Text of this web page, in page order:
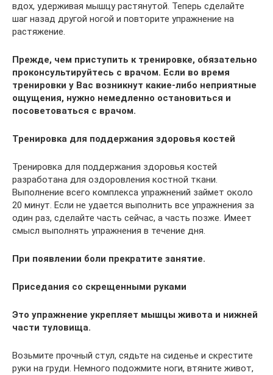
вдох, удерживая мышцу растянутой. Теперь сделайте
шаг назад другой ногой и повторите упражнение на
растяжение.
Прежде, чем приступить к тренировке, обязательно
проконсультируйтесь с врачом. Если во время
тренировки у Вас возникнут какие-либо неприятные
ощущения, нужно немедленно остановиться и
посоветоваться с врачом.
Тренировка для поддержания здоровья костей
Тренировка для поддержания здоровья костей
разработана для оздоровления костной ткани.
Выполнение всего комплекса упражнений займет около
20 минут. Если не удается выполнить все упражнения за
один раз, сделайте часть сейчас, а часть позже. Имеет
смысл выполнять упражнения в течение дня.
При появлении боли прекратите занятие.
Приседания со скрещенными руками
Это упражнение укрепляет мышцы живота и нижней
части туловища.
Возьмите прочный стул, сядьте на сиденье и скрестите
руки на груди. Немного подожмите ноги, втяните живот,